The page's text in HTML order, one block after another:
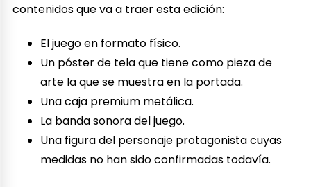
contenidos que va a traer esta edición:
El juego en formato físico.
Un póster de tela que tiene como pieza de
arte la que se muestra en la portada.
Una caja premium metálica.
La banda sonora del juego.
Una figura del personaje protagonista cuyas
medidas no han sido confirmadas todavía.